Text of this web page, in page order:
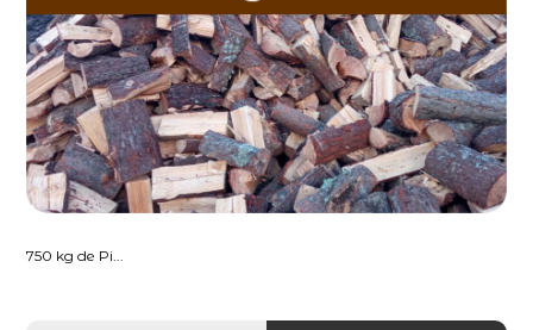
750 kg de Pi...